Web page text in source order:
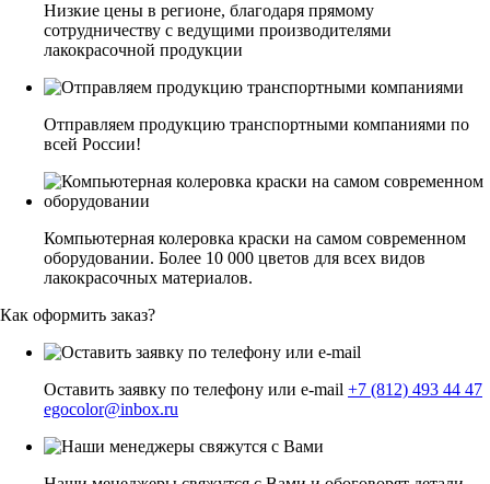
Низкие цены в регионе, благодаря прямому
сотрудничеству с ведущими производителями
лакокрасочной продукции
Отправляем продукцию транспортными компаниями по
всей России!
Компьютерная колеровка краски на самом современном
оборудовании. Более 10 000 цветов для всех видов
лакокрасочных материалов.
Как оформить заказ?
Оставить заявку по телефону или e-mail +7 (812) 493 44 47
egocolor@inbox.ru